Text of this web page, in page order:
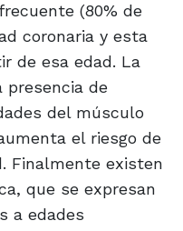
(80% de
coronaria y esta
de esa edad. La
presencia de
del músculo
el riesgo de
Finalmente existen
que se expresan
a edades